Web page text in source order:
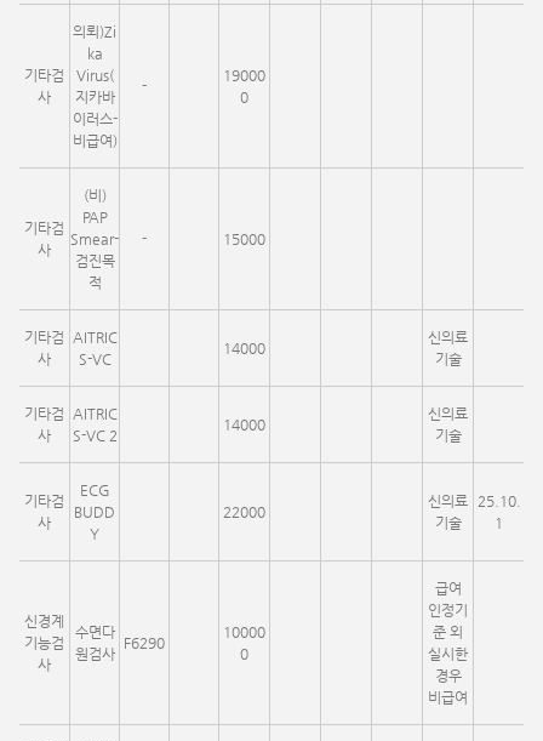
기타검
사
의뢰)Zi
ka
Virus(
지카바
이러스-
비급여)
-
19000
0
기타검
사
(비)
PAP
Smear-
검진목
적
- 15000
기타검
사
AITRIC
S-VC
14000
신의료
기술
기타검
사
AITRIC
S-VC 2
14000
신의료
기술
기타검
사
ECG
BUDD
Y
22000
신의료
기술
25.10.
1
신경계
기능검
사
수면다
원검사
F6290
10000
0
급여
인정기
준 외
실시한
경우
비급여